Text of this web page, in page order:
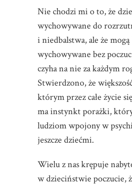
Nie chodzi mi o to, że
wychowywane do
i niedbalstwa, ale że mogą
wychowywane bez
czyha na nie za każdym
Stwierdzono, że
którym przez całe życie
ma instynkt porażki,
ludziom wpojony w
jeszcze dziećmi.
Wielu z nas krępuje
w dzieciństwie poczucie,